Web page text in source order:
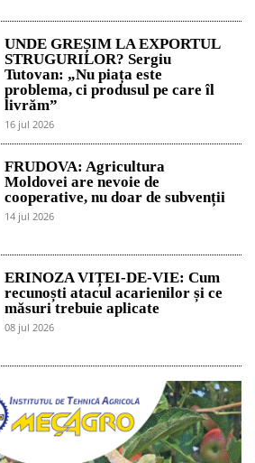
UNDE GREȘIM LA EXPORTUL
STRUGURILOR? Sergiu
Tutovan: „Nu piața este
problema, ci produsul pe care îl
livrăm”
16 jul 2026
FRUDOVA: Agricultura
Moldovei are nevoie de
cooperative, nu doar de subvenții
14 jul 2026
ERINOZA VIȚEI-DE-VIE: Cum
recunoști atacul acarienilor și ce
măsuri trebuie aplicate
08 jul 2026